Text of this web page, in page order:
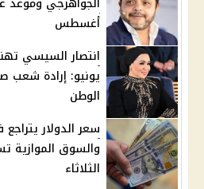
أغسطس
يونيو: إرادة
الوطن
سعر الدولار
الثلاثاء